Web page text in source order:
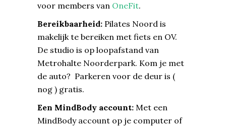
voor members van OneFit.
Bereikbaarheid: Pilates Noord is
makelijk te bereiken met fiets en OV.
De studio is op loopafstand van
Metrohalte Noorderpark. Kom je met
de auto? Parkeren voor de deur is (
nog ) gratis.
Een MindBody account: Met een
MindBody account op je computer of